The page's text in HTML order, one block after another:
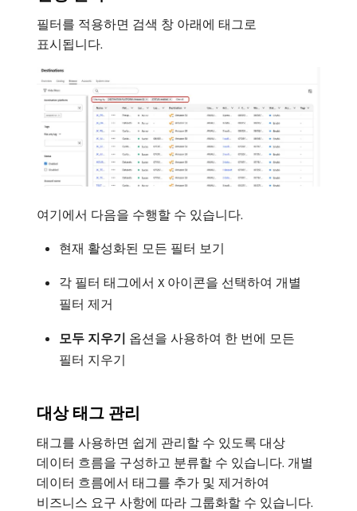
필터를 적용하면 검색 창 아래에 태그로
표시됩니다.
여기에서 다음을 수행할 수 있습니다.
현재 활성화된 모든 필터 보기
각 필터 태그에서 X 아이콘을 선택하여 개별
필터 제거
모두 지우기 옵션을 사용하여 한 번에 모든
필터 지우기
대상 태그 관리
태그를 사용하면 쉽게 관리할 수 있도록 대상
데이터 흐름을 구성하고 분류할 수 있습니다. 개별
데이터 흐름에서 태그를 추가 및 제거하여
비즈니스 요구 사항에 따라 그룹화할 수 있습니다.